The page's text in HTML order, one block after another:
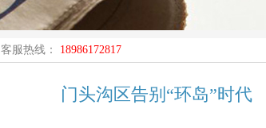
客服热线： 18986172817
门头沟区告别“环岛”时代